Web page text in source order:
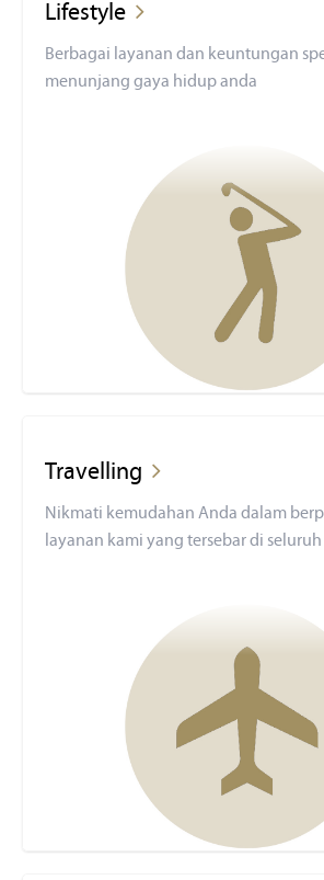
Lifestyle
Berbagai layanan dan keuntungan
menunjang gaya hidup anda
Travelling
Nikmati kemudahan Anda dalam
layanan kami yang tersebar di